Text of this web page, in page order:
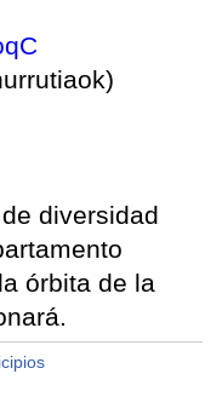
diversidad
órbita de la